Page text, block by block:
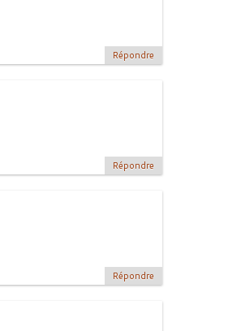
Répondre
Répondre
Répondre